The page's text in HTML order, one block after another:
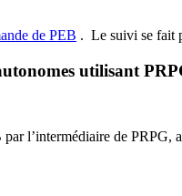
de PEB . Le suivi se fait
utilisant
l’intermédiaire de